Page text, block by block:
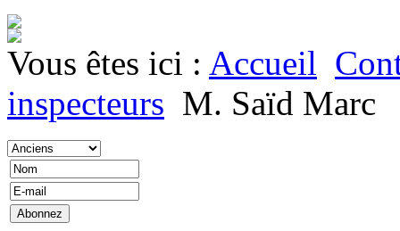
Vous êtes ici : Accueil
inspecteurs M. Saïd Marc